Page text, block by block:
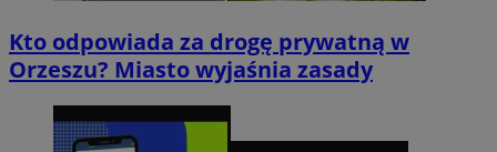
Kto odpowiada za drogę prywatną w
Orzeszu? Miasto wyjaśnia zasady